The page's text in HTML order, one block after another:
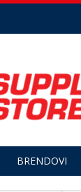
BRENDOVI